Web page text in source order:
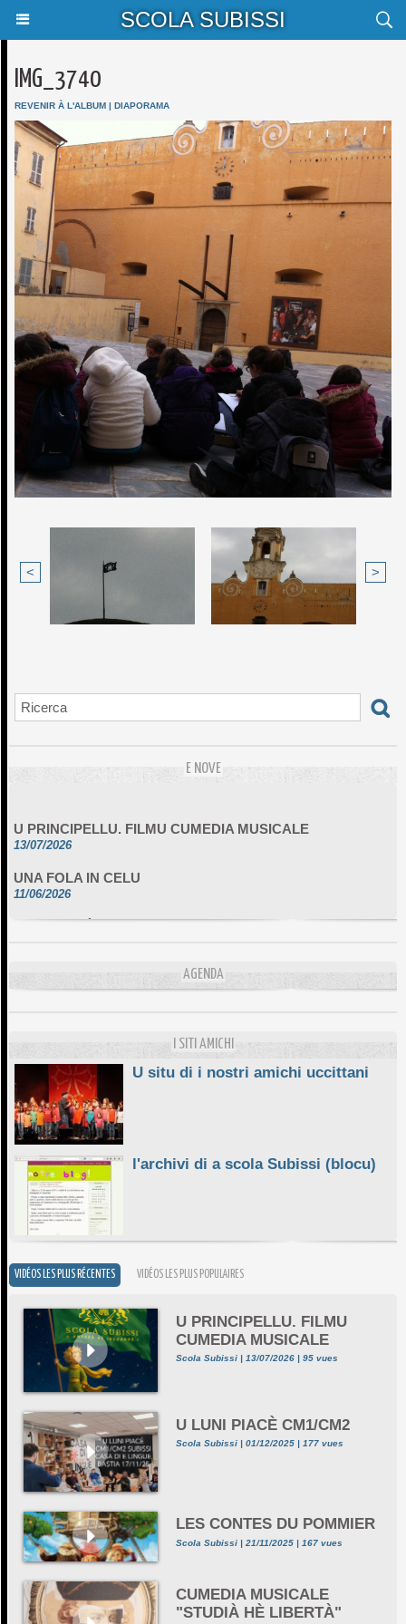
SCOLA SUBISSI
IMG_3740
REVENIR À L'ALBUM | DIAPORAMA
< >
E NOVE
13/07/2026
11/06/2026
DA SCIMULÌ
10/06/2026 AGENDA
I SITI AMICHI
U situ di i nostri amichi uccittani
l'archivi di a scola Subissi (blocu)
VIDÉOS LES PLUS RÉCENTES VIDÉOS LES PLUS POPULAIRES
U PRINCIPELLU. FILMU
CUMEDIA MUSICALE
Scola Subissi | 13/07/2026 | 95 vues
U LUNI PIACÈ CM1/CM2
Scola Subissi | 01/12/2025 | 177 vues
LES CONTES DU POMMIER
Scola Subissi | 21/11/2025 | 167 vues
CUMEDIA MUSICALE
"STUDIÀ HÈ LIBERTÀ"